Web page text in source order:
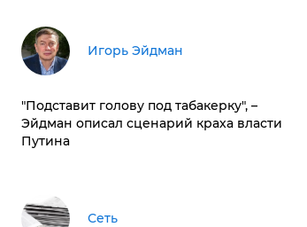
Игорь Эйдман
​"Подставит голову под табакерку", –
Эйдман описал сценарий краха власти
Путина
Сеть